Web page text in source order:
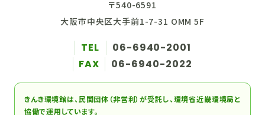
〒540-6591
大阪市中央区大手前1-7-31 OMM 5F
TEL
06-6940-2001
FAX
06-6940-2022
きんき環境館は、民間団体（非営利）が受託し、環境省近畿環境局と
協働で運用しています。